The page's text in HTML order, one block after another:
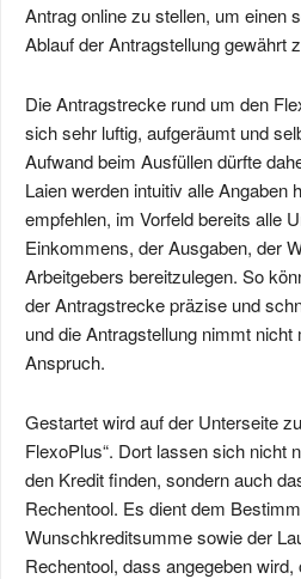
Antrag online zu stellen, um einen
Ablauf der Antragstellung gewährt
Die Antragstrecke rund um den
sich sehr luftig, aufgeräumt und
Aufwand beim Ausfüllen dürfte
Laien werden intuitiv alle Angaben
empfehlen, im Vorfeld bereits alle
Einkommens, der Ausgaben, der
Arbeitgebers bereitzulegen. So
der Antragstrecke präzise und
und die Antragstellung nimmt
Anspruch.
Gestartet wird auf der Unterseite
FlexoPlus“. Dort lassen sich nicht
den Kredit finden, sondern auch
Rechentool. Es dient dem
Wunschkreditsumme sowie der
Rechentool, dass angegeben